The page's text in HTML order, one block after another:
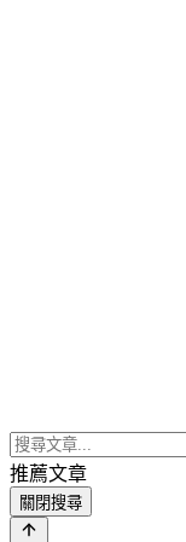
推薦文章
關閉搜尋